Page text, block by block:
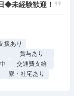
◆未経験歓迎！
援あり
賞与あり
交通費支給
寮・社宅あり